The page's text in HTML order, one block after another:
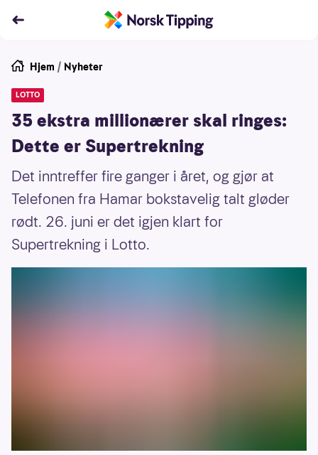
Hjem / Nyheter
LOTTO
35 ekstra millionærer skal ringes:
Dette er Supertrekning
Det inntreffer fire ganger i året, og gjør at
Telefonen fra Hamar bokstavelig talt gløder
rødt. 26. juni er det igjen klart for
Supertrekning i Lotto.